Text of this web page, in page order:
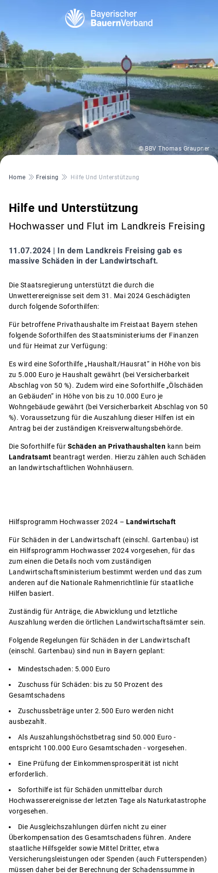
© BBV Thomas Graupner
Pfadnavigation
Home Freising Hilfe Und Unterstützung
Hilfe und Unterstützung
Hochwasser und Flut im Landkreis Freising
11.07.2024 | In dem Landkreis Freising gab es
massive Schäden in der Landwirtschaft.
Die Staatsregierung unterstützt die durch die
Unwetterereignisse seit dem 31. Mai 2024 Geschädigten
durch folgende Soforthilfen:
Für betroffene Privathaushalte im Freistaat Bayern stehen
folgende Soforthilfen des Staatsministeriums der Finanzen
und für Heimat zur Verfügung:
Es wird eine Soforthilfe „Haushalt/Hausrat“ in Höhe von bis
zu 5.000 Euro je Haushalt gewährt (bei Versicherbarkeit
Abschlag von 50 %). Zudem wird eine Soforthilfe „Ölschäden
an Gebäuden“ in Höhe von bis zu 10.000 Euro je
Wohngebäude gewährt (bei Versicherbarkeit Abschlag von 50
%). Voraussetzung für die Auszahlung dieser Hilfen ist ein
Antrag bei der zuständigen Kreisverwaltungsbehörde.
Die Soforthilfe für Schäden an Privathaushalten kann beim
Landratsamt beantragt werden. Hierzu zählen auch Schäden
an landwirtschaftlichen Wohnhäusern.
Hilfsprogramm Hochwasser 2024 – Landwirtschaft
Für Schäden in der Landwirtschaft (einschl. Gartenbau) ist
ein Hilfsprogramm Hochwasser 2024 vorgesehen, für das
zum einen die Details noch vom zuständigen
Landwirtschaftsministerium bestimmt werden und das zum
anderen auf die Nationale Rahmenrichtlinie für staatliche
Hilfen basiert.
Zuständig für Anträge, die Abwicklung und letztliche
Auszahlung werden die örtlichen Landwirtschaftsämter sein.
Folgende Regelungen für Schäden in der Landwirtschaft
(einschl. Gartenbau) sind nun in Bayern geplant:
Mindestschaden: 5.000 Euro
Zuschuss für Schäden: bis zu 50 Prozent des
Gesamtschadens
Zuschussbeträge unter 2.500 Euro werden nicht
ausbezahlt.
Als Auszahlungshöchstbetrag sind 50.000 Euro -
entspricht 100.000 Euro Gesamtschaden - vorgesehen.
Eine Prüfung der Einkommensprosperität ist nicht
erforderlich.
Soforthilfe ist für Schäden unmittelbar durch
Hochwasserereignisse der letzten Tage als Naturkatastrophe
vorgesehen.
Die Ausgleichszahlungen dürfen nicht zu einer
Überkompensation des Gesamtschadens führen. Andere
staatliche Hilfsgelder sowie Mittel Dritter, etwa
Versicherungsleistungen oder Spenden (auch Futterspenden)
müssen daher bei der Berechnung der Schadenssumme in